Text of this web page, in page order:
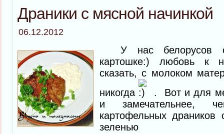
Драники с мясной начинкой
06.12.2012
У нас белорусов
картошке:) любовь к
сказать, с молоком
никогда
. Вот и для
и замечательнее,
картофельных
зеленью